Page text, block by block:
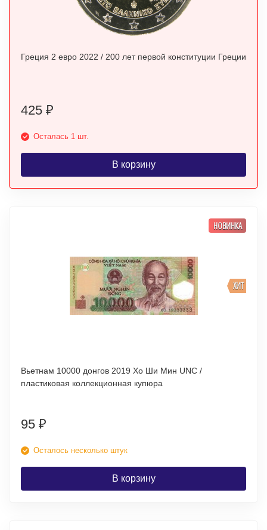
Греция 2 евро 2022 / 200 лет первой конституции Греции
425 ₽
Осталась 1 шт.
В корзину
ХИТ
НОВИНКА
Вьетнам 10000 донгов 2019 Хо Ши Мин UNC /
пластиковая коллекционная купюра
95 ₽
Осталось несколько штук
В корзину